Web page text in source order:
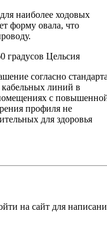
наиболее ходовых
форму овала, что
градусов Цельсия
согласно
линий в
с
профиля не
для здоровья
на сайт для